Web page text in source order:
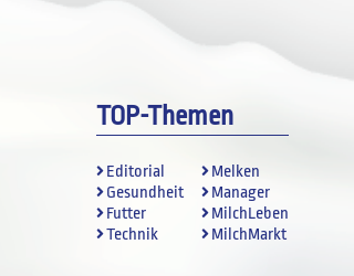
TOP-Themen
Editorial
Gesundheit
Futter
Technik
Melken
Manager
MilchLeben
MilchMarkt